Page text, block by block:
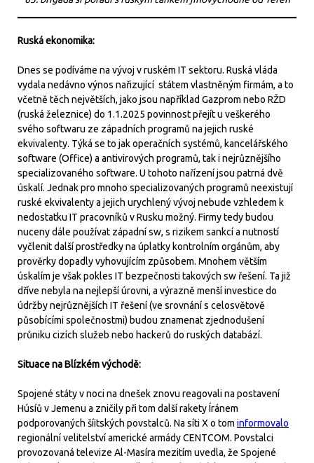
Ruská ekonomika:
Dnes se podíváme na vývoj v ruském IT sektoru. Ruská vláda
vydala nedávno výnos nařizující státem vlastněným firmám, a to
včetně těch největších, jako jsou například Gazprom nebo RŽD
(ruská železnice) do 1.1.2025 povinnost přejít u veškerého
svého softwaru ze západních programů na jejich ruské
ekvivalenty. Týká se to jak operačních systémů, kancelářského
software (Office) a antivirových programů, tak i nejrůznějšího
specializovaného software. U tohoto nařízení jsou patrná dvě
úskalí. Jednak pro mnoho specializovaných programů neexistují
ruské ekvivalenty a jejich urychlený vývoj nebude vzhledem k
nedostatku IT pracovníků v Rusku možný. Firmy tedy budou
nuceny dále používat západní sw, s rizikem sankcí a nutností
vyčlenit další prostředky na úplatky kontrolním orgánům, aby
prověrky dopadly vyhovujícím způsobem. Mnohem větším
úskalím je však pokles IT bezpečnosti takových sw řešení. Ta již
dříve nebyla na nejlepší úrovni, a výrazně menší investice do
údržby nejrůznějších IT řešení (ve srovnání s celosvětově
působícími společnostmi) budou znamenat zjednodušení
průniku cizích služeb nebo hackerů do ruských databází.
Situace na Blízkém východě:
Spojené státy v noci na dnešek znovu reagovali na postavení
Húsíů v Jemenu a zničily při tom další rakety Íránem
podporovaných šíitských povstalců. Na síti X o tom informovalo
regionální velitelství americké armády CENTCOM. Povstalci
provozovaná televize Al-Masíra mezitím uvedla, že Spojené